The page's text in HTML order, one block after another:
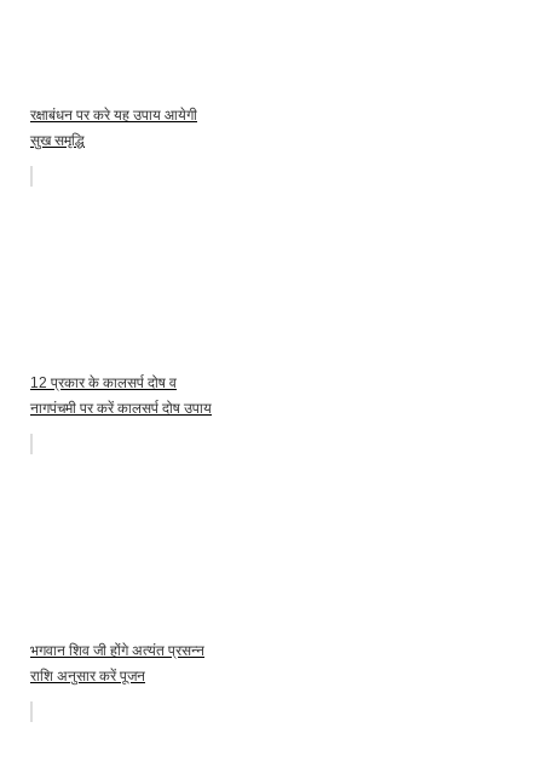
रक्षाबंधन पर करे यह उपाय आयेगी
सुख समृद्धि
12 प्रकार के कालसर्प दोष व
नागपंचमी पर करें कालसर्प दोष उपाय
भगवान शिव जी होंगे अत्‍यंत प्रसन्‍न
राशि अनुसार करें पूजन